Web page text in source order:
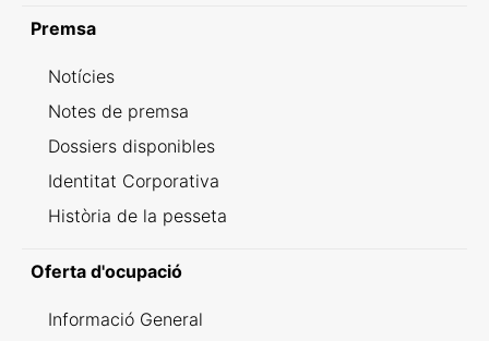
Premsa
Notícies
Notes de premsa
Dossiers disponibles
Identitat Corporativa
Història de la pesseta
Oferta d'ocupació
Informació General